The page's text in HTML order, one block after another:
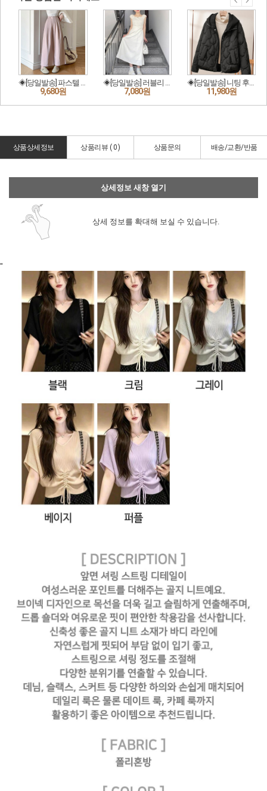
상품상세정보 상품리뷰 ( 0) 상품문의 배송/교환/반품
상세정보 새창 열기
상세 정보를 확대해 보실 수 있습니다.
"